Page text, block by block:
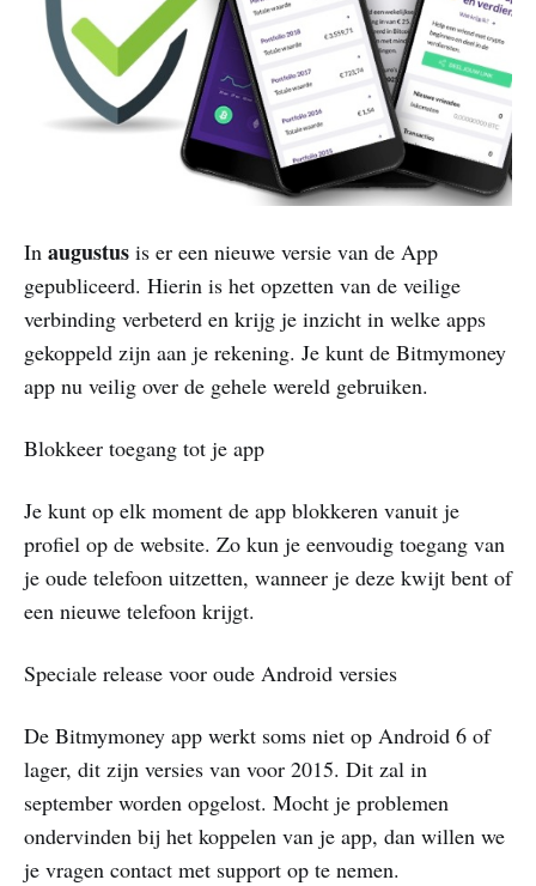
In augustus is er een nieuwe versie van de App
gepubliceerd. Hierin is het opzetten van de veilige
verbinding verbeterd en krijg je inzicht in welke apps
gekoppeld zijn aan je rekening. Je kunt de Bitmymoney
app nu veilig over de gehele wereld gebruiken.
Blokkeer toegang tot je app
Je kunt op elk moment de app blokkeren vanuit je
profiel op de website. Zo kun je eenvoudig toegang van
je oude telefoon uitzetten, wanneer je deze kwijt bent of
een nieuwe telefoon krijgt.
Speciale release voor oude Android versies
De Bitmymoney app werkt soms niet op Android 6 of
lager, dit zijn versies van voor 2015. Dit zal in
september worden opgelost. Mocht je problemen
ondervinden bij het koppelen van je app, dan willen we
je vragen contact met support op te nemen.